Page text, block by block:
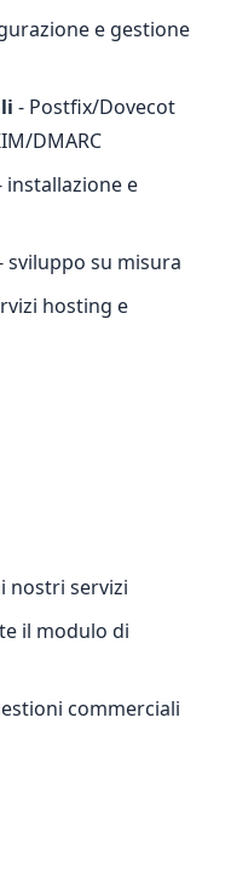
e gestione
- Postfix/Dovecot
DMARC
installazione e
sviluppo su misura
hosting e
nostri servizi
il modulo di
commerciali